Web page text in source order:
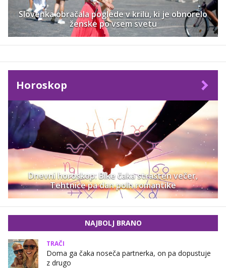
Slovenka obračala poglede v krilu, ki je obnorelo
ženske po vsem svetu
Horoskop
Dnevni horoskop: Bike čaka strasten večer,
Tehtnice pa dan poln romantike
NAJBOLJ BRANO
TRAČI
Doma ga čaka noseča partnerka, on pa dopustuje
z drugo